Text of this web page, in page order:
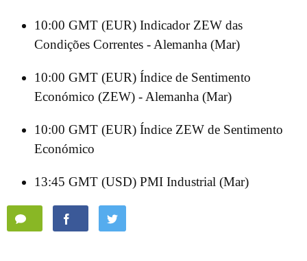
10:00 GMT (EUR) Indicador ZEW das
Condições Correntes - Alemanha (Mar)
10:00 GMT (EUR) Índice de Sentimento
Económico (ZEW) - Alemanha (Mar)
10:00 GMT (EUR) Índice ZEW de Sentimento
Económico
13:45 GMT (USD) PMI Industrial (Mar)